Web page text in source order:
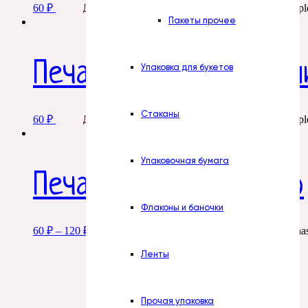
Пакеты прочее
Упаковка для букетов
Стаканы
Упаковочная бумага
Флаконы и баночки
Ленты
Прочая упаковка
60 ₽ Добавить в корзину This product has
Печать. № 14.
60 ₽ Добавить в корзину This product has
Печать. № 1 рафаэлло
60 ₽ – 120 ₽ This product